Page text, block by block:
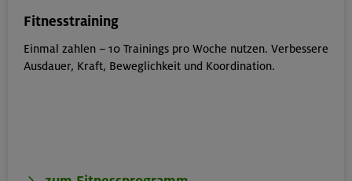
Fitnesstraining
Einmal zahlen – 10 Trainings pro Woche nutzen. Verbessere
Ausdauer, Kraft, Beweglichkeit und Koordination.